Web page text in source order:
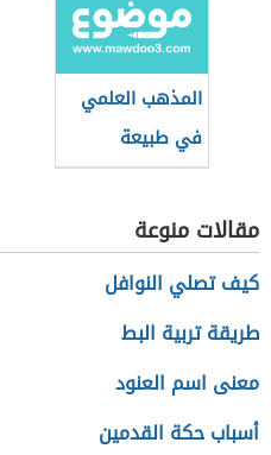
المذهب العلمي
في طبيعة
المعرفة
مقالات منوعة
كيف تصلي النوافل
طريقة تربية البط
معنى اسم العنود
أسباب حكة القدمين